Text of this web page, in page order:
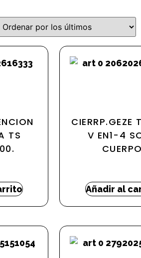
TS
CIERRP.GEZE
V EN1-4
Añadir al